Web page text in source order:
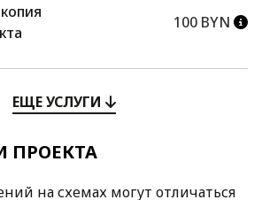
100 BYN
ЕЩЕ УСЛУГИ
ПРОЕКТА
на схемах могут отличаться